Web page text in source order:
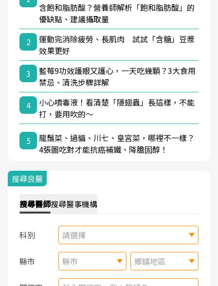
含飽和脂肪酸？營養師解析「飽和脂肪酸」的
優缺點、建議攝取量
2
運動完消除疲勞、長肌肉 試試「含糖」豆漿
效果更好
3
藍莓9功效護眼又護心，一天吃幾顆？3大食用
禁忌、清洗步驟詳解
4
小心噴毒液！看清楚「隱翅蟲」長這樣，不能
打，要用吹的～
5
龍鬚菜、過貓、川七、皇宮菜，哪裡不一樣？
4張圖吃對才能抗癌補鐵、降膽固醇！
搜尋良醫
搜尋醫師搜尋醫事機構
科別 請選擇
縣市 縣市 鄉鎮地區